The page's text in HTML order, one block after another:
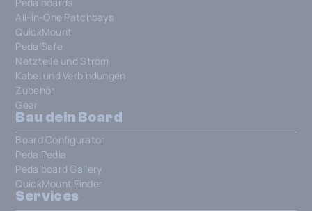
All-In-One Patchbays
QuickMount
PedalSafe
Netzteile und Strom
Kabel und Verbindungen
Zubehör
Gear
Bau dein Board
Board Configurator
PedalPedia
Pedalboard Gallery
QuickMount Finder
Services